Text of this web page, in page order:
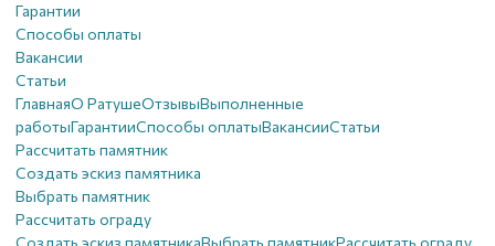
Гарантии
Способы оплаты
Вакансии
Статьи
ГлавнаяО РатушеОтзывыВыполненные
работыГарантииСпособы оплатыВакансииСтатьи
Рассчитать памятник
Создать эскиз памятника
Выбрать памятник
Рассчитать ограду
Создать эскиз памятникаВыбрать памятникРассчитать ограду